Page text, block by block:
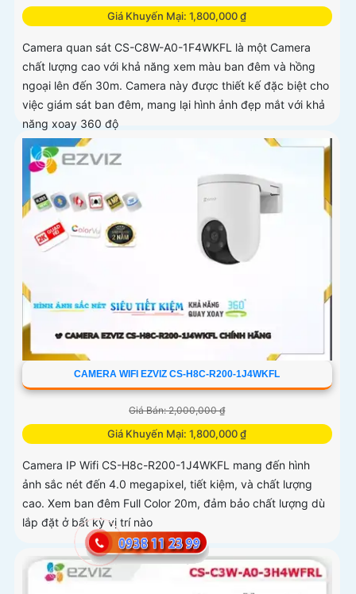
Giá Khuyến Mại: 1,800,000 ₫
Camera quan sát CS-C8W-A0-1F4WKFL là một Camera
chất lượng cao với khả năng xem màu ban đêm và hồng
ngoại lên đến 30m. Camera này được thiết kế đặc biệt cho
việc giám sát ban đêm, mang lại hình ảnh đẹp mắt với khả
năng xoay 360 độ
CAMERA WIFI EZVIZ CS-H8C-R200-1J4WKFL
Giá Bán: 2,000,000 ₫
Giá Khuyến Mại: 1,800,000 ₫
Camera IP Wifi CS-H8c-R200-1J4WKFL mang đến hình
ảnh sắc nét đến 4.0 megapixel, tiết kiệm, và chất lượng
cao. Xem ban đêm Full Color 20m, đảm bảo chất lượng dù
lắp đặt ở bất kỳ vị trí nào